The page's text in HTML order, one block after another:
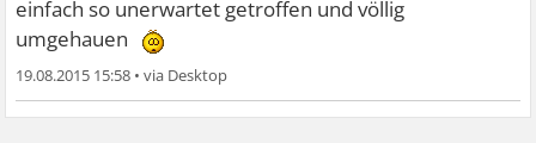
einfach so unerwartet getroffen und völlig
umgehauen
19.08.2015 15:58 •